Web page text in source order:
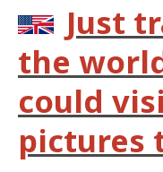
Just
the
could
pictures